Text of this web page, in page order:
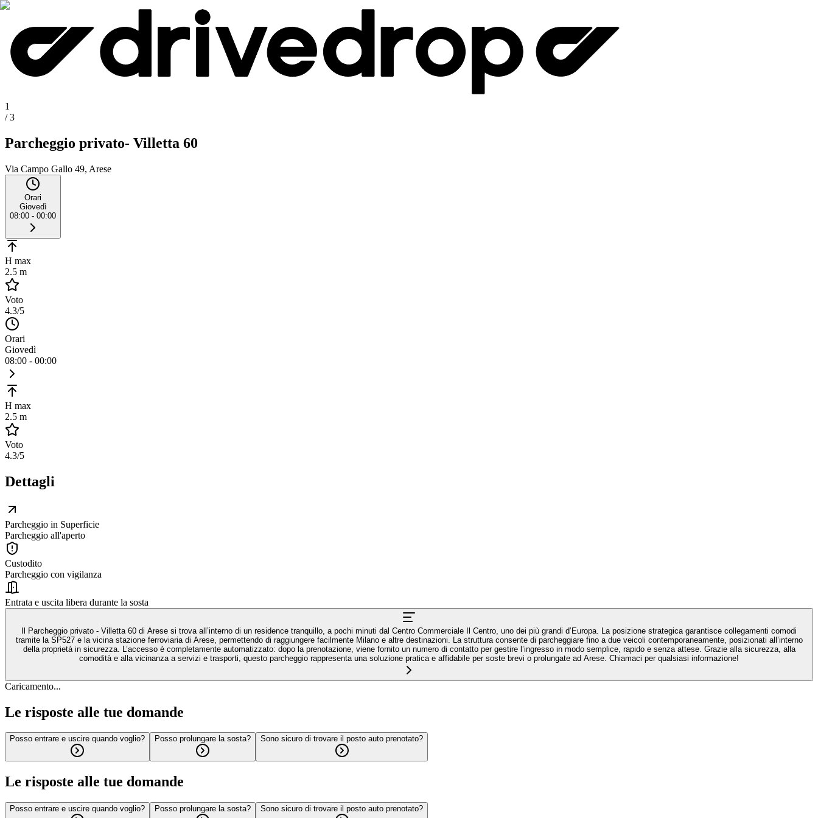
1
/3
Parcheggio privato- Villetta 60
Via Campo Gallo 49, Arese
Orari
Giovedì
08:00 - 00:00
H max
2.5 m
Voto
4.3/5
Orari
Giovedì
08:00 - 00:00
H max
2.5 m
Voto
4.3/5
Dettagli
Parcheggio in Superficie
Parcheggio all'aperto
Custodito
Parcheggio con vigilanza
Entrata e uscita libera durante la sosta
Il Parcheggio privato - Villetta 60 di Arese si trova all’interno di un residence tranquillo, a pochi minuti dal Centro Commerciale Il Centro, uno dei più grandi d’Europa. La posizione strategica garantisce collegamenti comodi
tramite la SP527 e la vicina stazione ferroviaria di Arese, permettendo di raggiungere facilmente Milano e altre destinazioni. La struttura consente di parcheggiare fino a due veicoli contemporaneamente, posizionati all’interno
della proprietà in sicurezza. L’accesso è completamente automatizzato: dopo la prenotazione, viene fornito un numero di contatto per gestire l’ingresso in modo semplice, rapido e senza attese. Grazie alla sicurezza, alla
comodità e alla vicinanza a servizi e trasporti, questo parcheggio rappresenta una soluzione pratica e affidabile per soste brevi o prolungate ad Arese. Chiamaci per qualsiasi informazione!
Caricamento...
Le risposte alle tue domande
Posso entrare e uscire quando voglio? Posso prolungare la sosta? Sono sicuro di trovare il posto auto prenotato?
Le risposte alle tue domande
Posso entrare e uscire quando voglio? Posso prolungare la sosta? Sono sicuro di trovare il posto auto prenotato?